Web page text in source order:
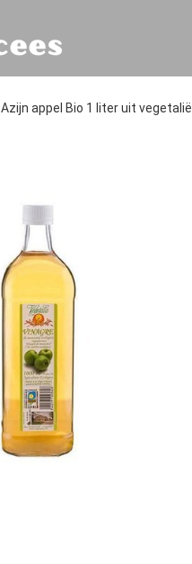
Azijn appel Bio 1 liter uit vegetalië